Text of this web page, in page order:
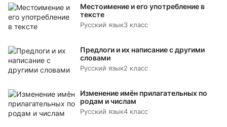
Местоимение и его употребление в
тексте
Русский язык3 класс
Предлоги и их написание с другими
словами
Русский язык2 класс
Изменение имён прилагательных по
родам и числам
Русский язык4 класс